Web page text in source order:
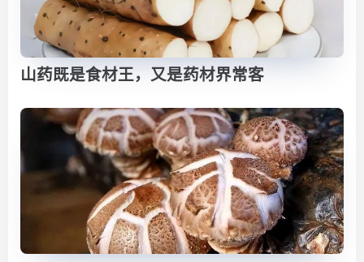
山药既是食材王，又是药材界常客